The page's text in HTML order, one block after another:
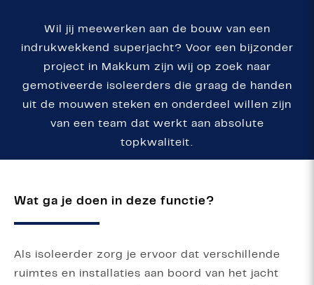
Wil jij meewerken aan de bouw van een
indrukwekkend superjacht? Voor een bijzonder
project in Makkum zijn wij op zoek naar
gemotiveerde isoleerders die graag de handen
uit de mouwen steken en onderdeel willen zijn
van een team dat werkt aan absolute
topkwaliteit.
Wat ga je doen in deze functie?
Als isoleerder zorg je ervoor dat verschillende
ruimtes en installaties aan boord van het jacht